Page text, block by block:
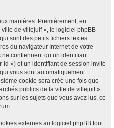
manières. Premièrement, en
de villejuif », le logiciel phpBB
sont des petits fichiers textes
du navigateur Internet de votre
contiennent qu’un identifiant
») et un identifiant de session invité
vous sont automatiquement
cookie sera créé une fois que
publics de la ville de villejuif »
sur les sujets que vous avez lus, ce
externes au logiciel phpBB tout